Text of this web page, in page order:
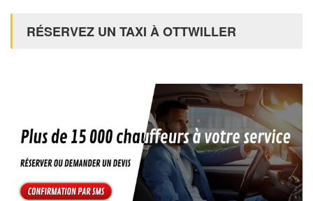
RÉSERVEZ UN TAXI À OTTWILLER